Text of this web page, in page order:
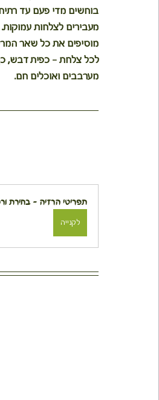
בוחשים מדי פעם עד
מעבירים לצלחות עמוקות.
מוסיפים את כל שאר
לכל צלחת – כפית דבש, כף
מערבבים ואוכלים חם.
תפריטי הרזיה - בחירת
לקנייה